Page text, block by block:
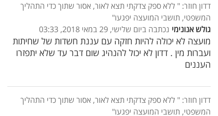
דדון חוזר: " ללא ספק צדקתי תצא לאור, אסור שתוך כדי התהליך
המשפטי, תושבי המועצה יפגעו"
גולש אנונימי נכתבה ביום שלישי, 29 במאי 2018, 03:33
מועצה לא יכולה להיות חזקה עם עננת חשדות של שחיתות
ועברות מין . דדון לא יכול להנהיג שום דבר עד שלא יתפזרו
העננים
דדון חוזר: " ללא ספק צדקתי תצא לאור, אסור שתוך כדי התהליך
המשפטי, תושבי המועצה יפגעו"